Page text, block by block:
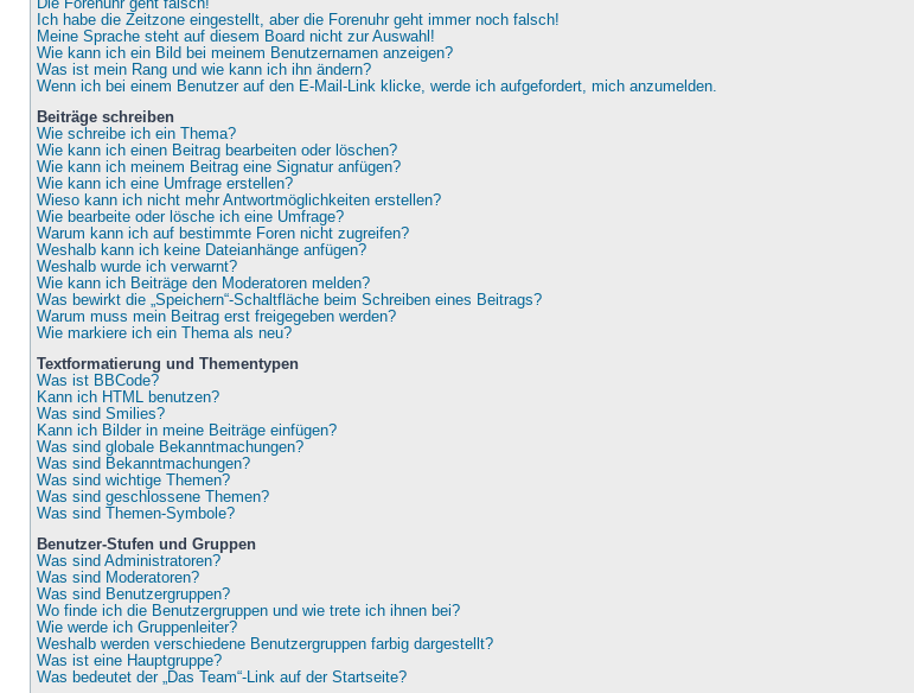
Die Forenuhr geht falsch!
Ich habe die Zeitzone eingestellt, aber die Forenuhr geht immer noch falsch!
Meine Sprache steht auf diesem Board nicht zur Auswahl!
Wie kann ich ein Bild bei meinem Benutzernamen anzeigen?
Was ist mein Rang und wie kann ich ihn ändern?
Wenn ich bei einem Benutzer auf den E-Mail-Link klicke, werde ich aufgefordert, mich anzumelden.
Beiträge schreiben
Wie schreibe ich ein Thema?
Wie kann ich einen Beitrag bearbeiten oder löschen?
Wie kann ich meinem Beitrag eine Signatur anfügen?
Wie kann ich eine Umfrage erstellen?
Wieso kann ich nicht mehr Antwortmöglichkeiten erstellen?
Wie bearbeite oder lösche ich eine Umfrage?
Warum kann ich auf bestimmte Foren nicht zugreifen?
Weshalb kann ich keine Dateianhänge anfügen?
Weshalb wurde ich verwarnt?
Wie kann ich Beiträge den Moderatoren melden?
Was bewirkt die „Speichern“-Schaltfläche beim Schreiben eines Beitrags?
Warum muss mein Beitrag erst freigegeben werden?
Wie markiere ich ein Thema als neu?
Textformatierung und Thementypen
Was ist BBCode?
Kann ich HTML benutzen?
Was sind Smilies?
Kann ich Bilder in meine Beiträge einfügen?
Was sind globale Bekanntmachungen?
Was sind Bekanntmachungen?
Was sind wichtige Themen?
Was sind geschlossene Themen?
Was sind Themen-Symbole?
Benutzer-Stufen und Gruppen
Was sind Administratoren?
Was sind Moderatoren?
Was sind Benutzergruppen?
Wo finde ich die Benutzergruppen und wie trete ich ihnen bei?
Wie werde ich Gruppenleiter?
Weshalb werden verschiedene Benutzergruppen farbig dargestellt?
Was ist eine Hauptgruppe?
Was bedeutet der „Das Team“-Link auf der Startseite?